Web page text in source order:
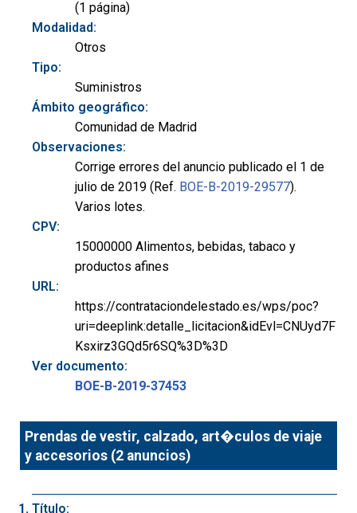
(1 página)
Modalidad:
Otros
Tipo:
Suministros
Ámbito geográfico:
Comunidad de Madrid
Observaciones:
Corrige errores del anuncio publicado el 1 de
julio de 2019 (Ref. BOE-B-2019-29577).
Varios lotes.
CPV:
15000000 Alimentos, bebidas, tabaco y
productos afines
URL:
https://contrataciondelestado.es/wps/poc?
uri=deeplink:detalle_licitacion&idEvl=CNUyd7F
Ksxirz3GQd5r6SQ%3D%3D
Ver documento:
BOE-B-2019-37453
Prendas de vestir, calzado, art�culos de viaje
y accesorios (2 anuncios)
Título: